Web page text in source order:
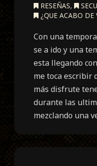
RESEÑAS,
¿QUE ACABO DE
Con una
se a ido y una
esta llegando
me toca escribir
más disfrute
durante las
mezclando una